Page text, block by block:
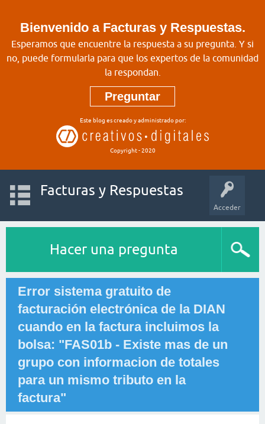
Bienvenido a Facturas y Respuestas.
Esperamos que encuentre la respuesta a su pregunta. Y si
no, puede formularla para que los expertos de la comunidad
la respondan.
Preguntar
Este blog es creado y administrado por:
Copyright - 2020
Acceder
Facturas y Respuestas
Hacer una pregunta
Error sistema gratuito de
facturación electrónica de la DIAN
cuando en la factura incluimos la
bolsa: "FAS01b - Existe mas de un
grupo con informacion de totales
para un mismo tributo en la
factura"